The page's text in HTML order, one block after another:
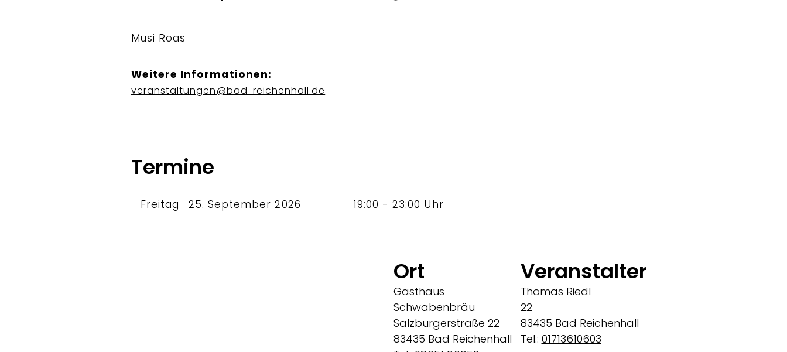
Musi Roas
Weitere Informationen:
veranstaltungen@bad-reichenhall.de
Termine
Freitag 25. September 2026 19:00 - 23:00 Uhr
Ort
Gasthaus
Schwabenbräu
Salzburgerstraße 22
83435 Bad Reichenhall
Veranstalter
Thomas Riedl
22
83435 Bad Reichenhall
Tel.: 01713610603